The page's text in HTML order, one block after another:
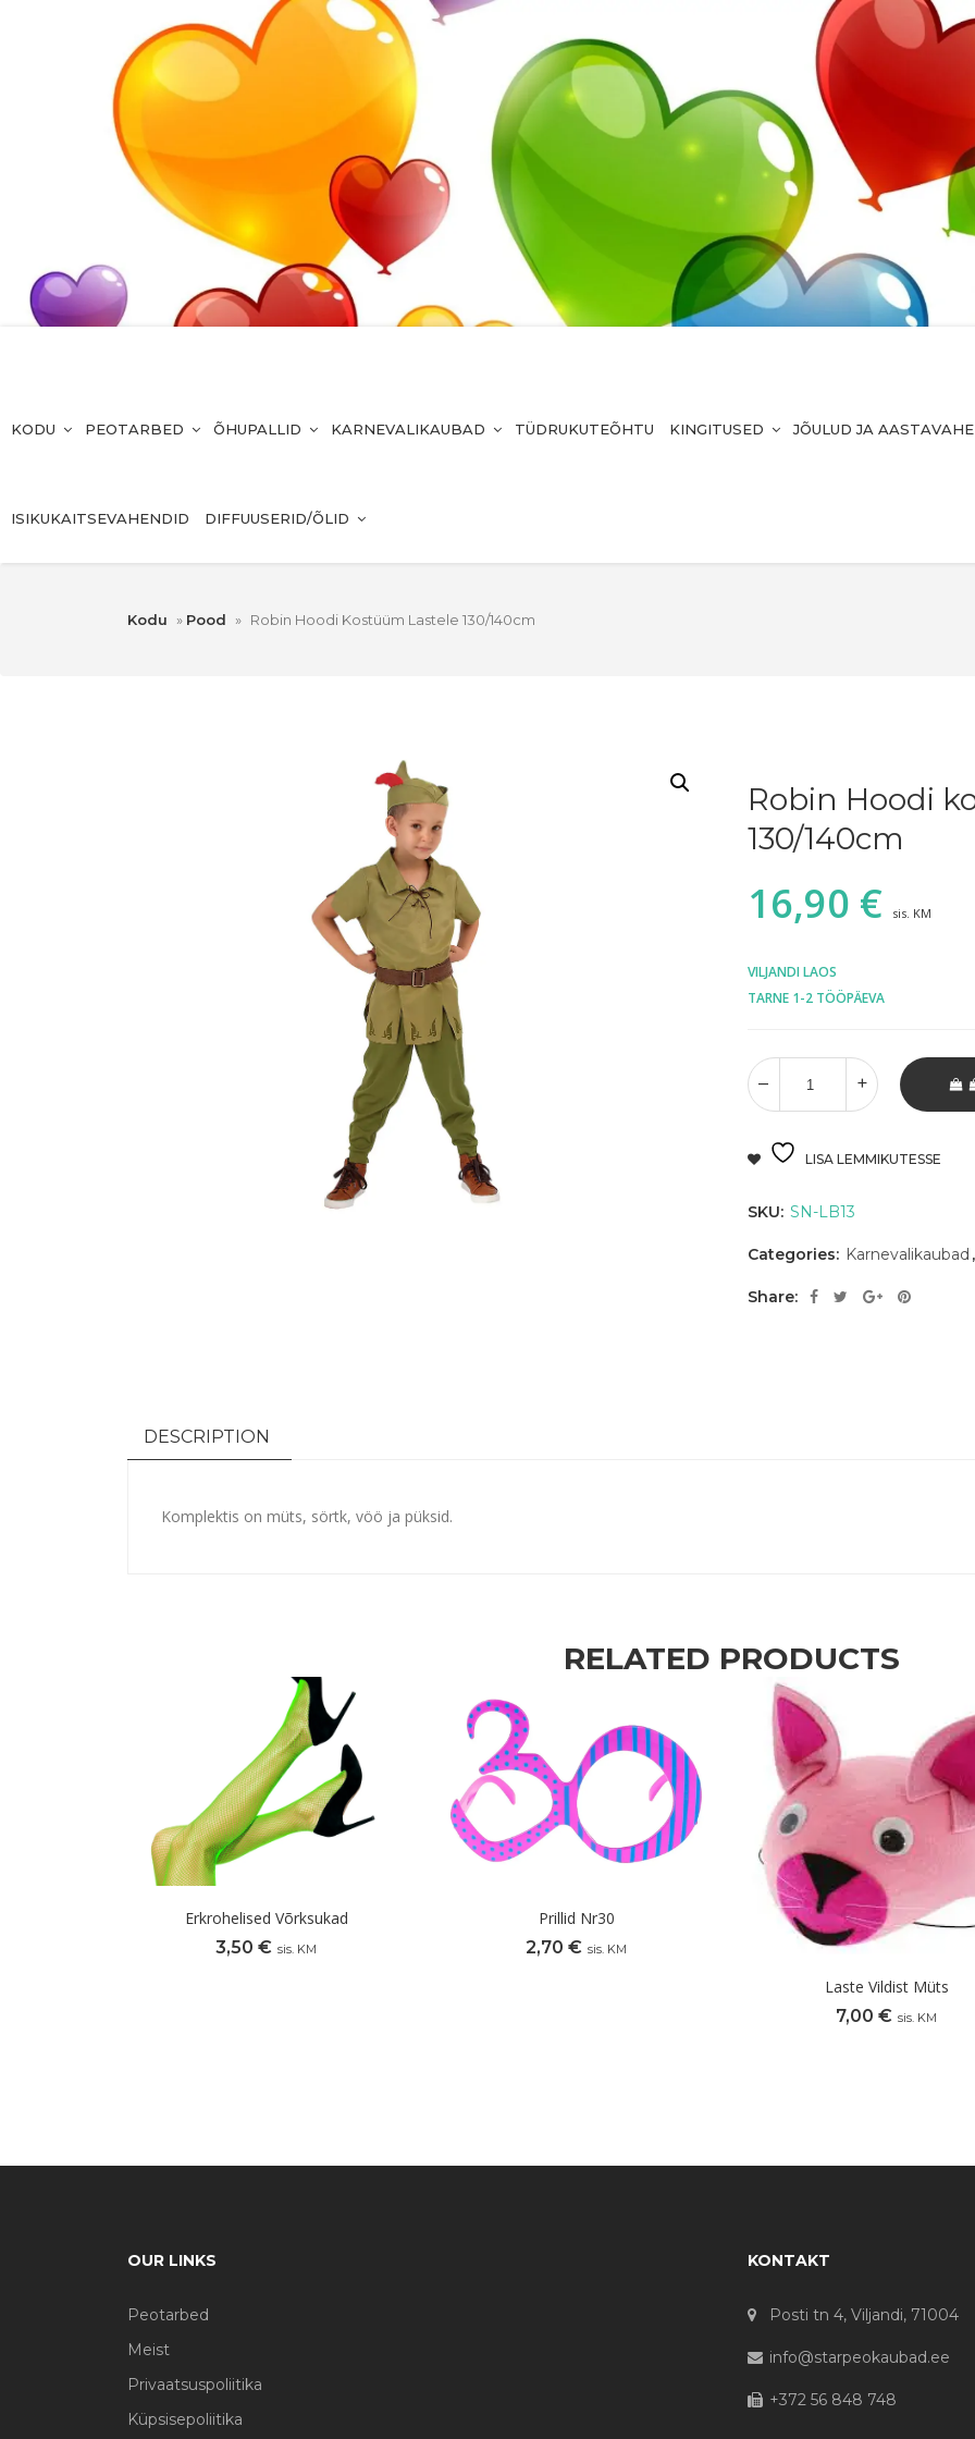
KODU PEOTARBED ÕHUPALLID KARNEVALIKAUBAD TÜDRUKUTEÕHTU KINGITUSED JÕULUD JA
ISIKUKAITSEVAHENDID DIFFUUSERID/ÕLID
Kodu » Pood » Robin Hoodi Kostüüm Lastele 130/140cm
Robin Hoodi
130/140cm
16,90 € sis. KM
VILJANDI LAOS
TARNE 1-2 TÖÖPÄEVA
LISA LEMMIKUTESSE
SKU: SN-LB13
Categories: Karnevalikaubad
Share:
DESCRIPTION
Komplektis on müts, sörtk, vöö ja püksid.
RELATED PRODUCTS
Erkrohelised Võrksukad
3,50 € sis. KM
Prillid Nr30
2,70 € sis. KM
Laste Vildist Müts
7,00 € sis. KM
OUR LINKS
Peotarbed
Meist
Privaatsuspoliitika
Küpsisepoliitika
KONTAKT
Posti tn 4, Viljandi, 71004
info@starpeokaubad.ee
+372 56 848 748